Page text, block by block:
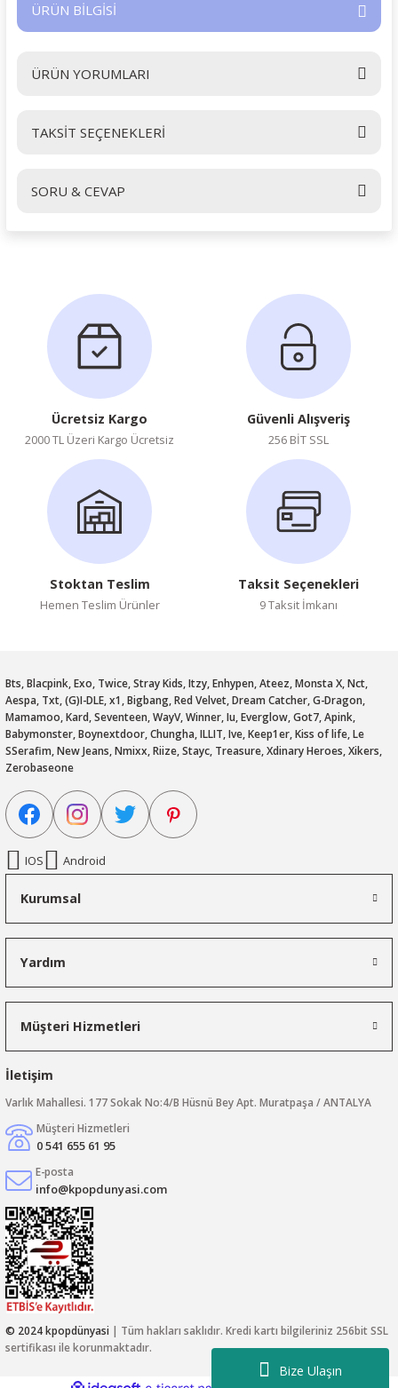
Bize Ulaşın
ÜRÜN BİLGİSİ
ÜRÜN YORUMLARI
Bu ürüne ilk yorumu siz yapın!
TAKSİT SEÇENEKLERİ
SORU & CEVAP
Ücretsiz Kargo
2000 TL Üzeri Kargo Ücretsiz
Güvenli Alışveriş
256 BİT SSL
Stoktan Teslim
Hemen Teslim Ürünler
Taksit Seçenekleri
9 Taksit İmkanı
Bts, Blacpink, Exo, Twice, Stray Kids, Itzy, Enhypen, Ateez, Monsta X, Nct,
Aespa, Txt, (G)I-DLE, x1, Bigbang, Red Velvet, Dream Catcher, G-Dragon,
Mamamoo, Kard, Seventeen, WayV, Winner, Iu, Everglow, Got7, Apink,
Babymonster, Boynextdoor, Chungha, ILLIT, Ive, Keep1er, Kiss of life, Le
SSerafim, New Jeans, Nmixx, Riize, Stayc, Treasure, Xdinary Heroes, Xikers,
Zerobaseone
IOS Android
Kurumsal
Yardım
Müşteri Hizmetleri
İletişim
Varlık Mahallesi. 177 Sokak No:4/B Hüsnü Bey Apt. Muratpaşa / ANTALYA
Müşteri Hizmetleri
0 541 655 61 95
E-posta
info@kpopdunyasi.com
© 2024 kpopdünyasi | Tüm hakları saklıdır. Kredi kartı bilgileriniz 256bit SSL
sertifikası ile korunmaktadır.